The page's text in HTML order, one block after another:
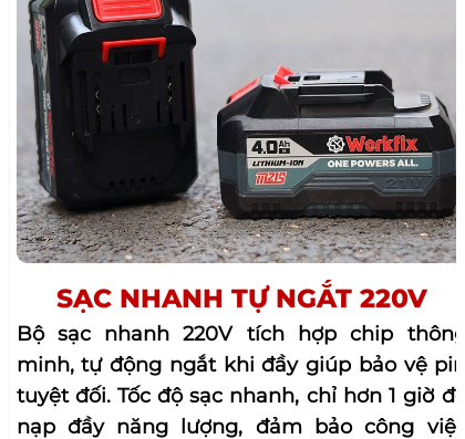
SẠC NHANH TỰ NGẮT 220V
Bộ sạc nhanh 220V tích hợp chip thông
minh, tự động ngắt khi đầy giúp bảo vệ pin
tuyệt đối. Tốc độ sạc nhanh, chỉ hơn 1 giờ để
nạp đầy năng lượng, đảm bảo công việc